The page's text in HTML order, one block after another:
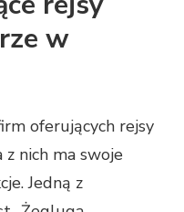
w
oferujących rejsy
z nich ma swoje
Jedną z